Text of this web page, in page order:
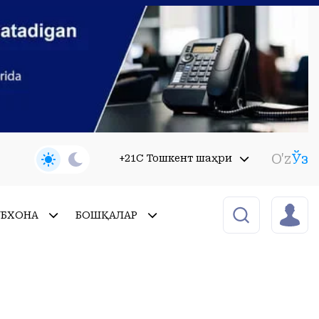
+21C Тошкент шаҳри O'zЎз
БОШҚАЛАР